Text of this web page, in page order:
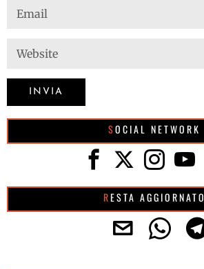
SOCIAL NETWORK
RESTA AGGIORNATO